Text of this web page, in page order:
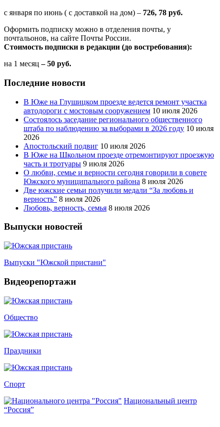
с января по июнь ( с доставкой на дом) – 726, 78 руб.
Оформить подписку можно в отделения почты, у
почтальонов, на сайте Почты России.
Стоимость подписки в редакции (до востребования):
на 1 месяц – 50 руб.
Последние новости
В Юже на Глушицком проезде ведется ремонт участка
автодороги с мостовым сооружением 10 июля 2026
Состоялось заседание регионального общественного
штаба по наблюдению за выборами в 2026 году 10 июля
2026
Апостольский подвиг 10 июля 2026
В Юже на Школьном проезде отремонтируют проезжую
часть и тротуары 9 июля 2026
О любви, семье и верности сегодня говорили в совете
Южского муниципального района 8 июля 2026
Две южские семьи получили медали “За любовь и
верность” 8 июля 2026
Любовь, верность, семья 8 июля 2026
Выпуски новостей
Выпуски "Южской пристани"
Видеорепортажи
Общество
Праздники
Спорт
Национальный центр
“Россия”